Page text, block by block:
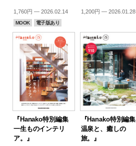
1,760円 — 2026.02.14
MOOK 電子版あり
1,200円 — 2026.01.28
『Hanako特別編集
一生ものインテリ
ア。』
『Hanako特別編集
温泉と、癒しの
旅。』